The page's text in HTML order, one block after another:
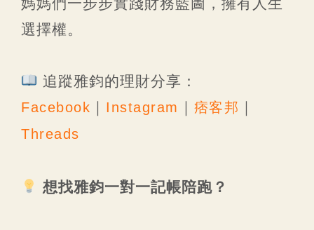
選擇權。
追蹤雅鈞的理財分享：
Facebook ｜ Instagram ｜ 痞客邦 ｜
Threads
想找雅鈞一對一記帳陪跑？